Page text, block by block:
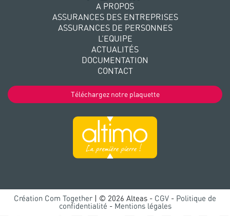
A PROPOS
ASSURANCES DES ENTREPRISES
ASSURANCES DE PERSONNES
L’EQUIPE
ACTUALITÉS
DOCUMENTATION
CONTACT
Téléchargez notre plaquette
Création Com Together | © 2026 Alteas - CGV - Politique de
confidentialité - Mentions légales